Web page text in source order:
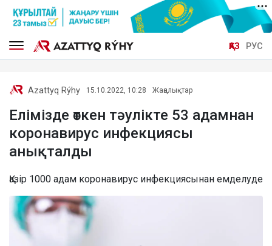
ҚАЗ РУС
Azattyq Rýhy 15.10.2022, 10:28 Жаңалықтар
Елімізде өткен тәулікте 53 адамнан
коронавирус инфекциясы
анықталды
Қазір 1000 адам коронавирус инфекциясынан емделуде